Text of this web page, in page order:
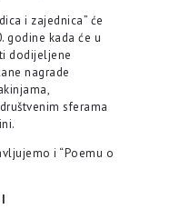
i zajednica” će
godine kada će u
dodijeljene
nagrade
sferama
i “Poemu o